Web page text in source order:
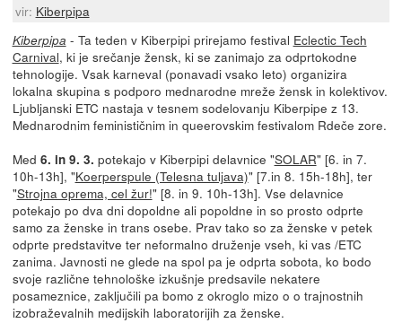
vir: Kiberpipa
Kiberpipa - Ta teden v Kiberpipi prirejamo festival Eclectic Tech
Carnival, ki je srečanje žensk, ki se zanimajo za odprtokodne
tehnologije. Vsak karneval (ponavadi vsako leto) organizira
lokalna skupina s podporo mednarodne mreže žensk in kolektivov.
Ljubljanski ETC nastaja v tesnem sodelovanju Kiberpipe z 13.
Mednarodnim feminističnim in queerovskim festivalom Rdeče zore.
Med 6. in 9. 3. potekajo v Kiberpipi delavnice "SOLAR" [6. in 7.
10h-13h], "Koerperspule (Telesna tuljava)" [7.in 8. 15h-18h], ter
"Strojna oprema, cel žur!" [8. in 9. 10h-13h]. Vse delavnice
potekajo po dva dni dopoldne ali popoldne in so prosto odprte
samo za ženske in trans osebe. Prav tako so za ženske v petek
odprte predstavitve ter neformalno druženje vseh, ki vas /ETC
zanima. Javnosti ne glede na spol pa je odprta sobota, ko bodo
svoje različne tehnološke izkušnje predsavile nekatere
posameznice, zaključili pa bomo z okroglo mizo o o trajnostnih
izobraževalnih medijskih laboratorijih za ženske.